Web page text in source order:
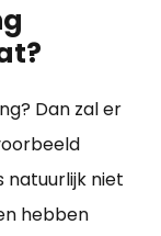
Dan zal er
natuurlijk niet
hebben